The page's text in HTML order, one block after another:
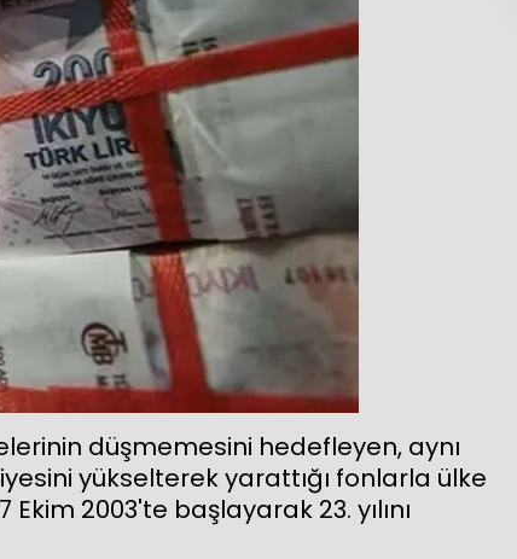
düşmemesini hedefleyen, aynı
yükselterek yarattığı fonlarla ülke
2003'te başlayarak 23. yılını